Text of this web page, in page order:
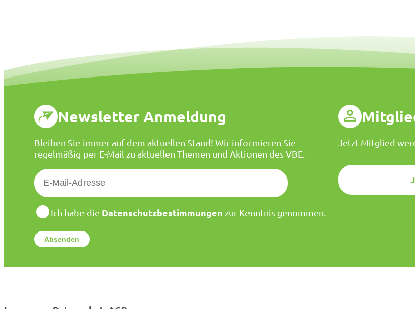
Newsletter Anmeldung
Bleiben Sie immer auf dem aktuellen Stand! Wir informieren Sie
regelmäßig per E-Mail zu aktuellen Themen und Aktionen des VBE.
E
-
M
a
l
*
D
t
e
Ich habe die Datenschutzbestimmungen zur Kenntnis genommen.
Jetzt Mitglied